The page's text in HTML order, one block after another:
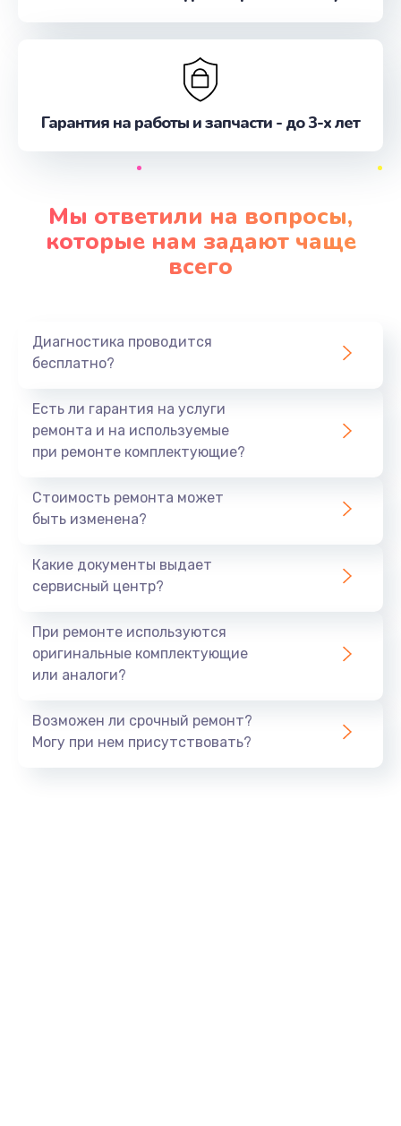
Гарантия на работы и запчасти - до 3-х лет
Мы ответили на вопросы,
которые нам задают чаще
всего
Диагностика проводится
бесплатно?
Есть ли гарантия на услуги
ремонта и на используемые
при ремонте комплектующие?
Стоимость ремонта может
быть изменена?
Какие документы выдает
сервисный центр?
При ремонте используются
оригинальные комплектующие
или аналоги?
Возможен ли срочный ремонт?
Могу при нем присутствовать?